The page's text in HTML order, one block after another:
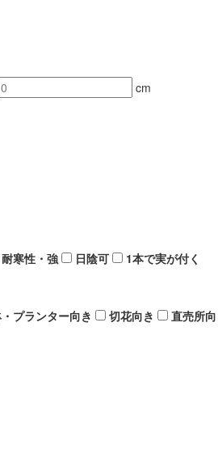
cm
耐寒性・強 日陰可 1本で実が付く
プランター向き 切花向き 直売所向